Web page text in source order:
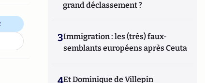
grand déclassement ?
3Immigration : les (très) faux-
semblants européens après Ceuta
4Et Dominique de Villepin